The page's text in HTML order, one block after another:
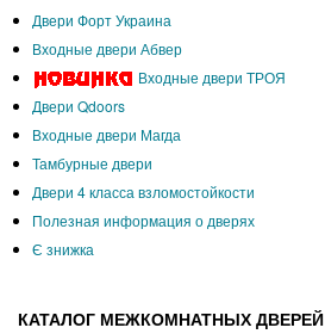
Двери Форт Украина
Входные двери Абвер
Входные двери ТРОЯ
Двери Qdoors
Входные двери Магда
Тамбурные двери
Двери 4 класса взломостойкости
Полезная информация о дверях
Є знижка
КАТАЛОГ МЕЖКОМНАТНЫХ ДВЕРЕЙ